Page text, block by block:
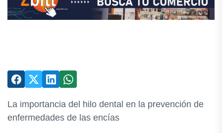
La importancia del hilo dental en la prevención de
enfermedades de las encías